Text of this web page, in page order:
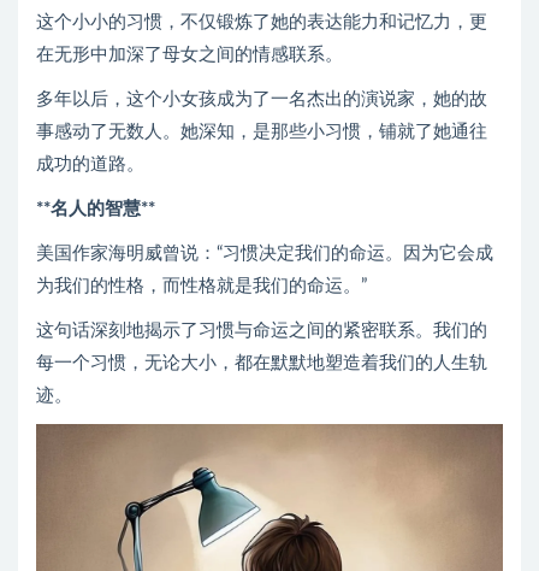
这个小小的习惯，不仅锻炼了她的表达能力和记忆力，更
在无形中加深了母女之间的情感联系。
多年以后，这个小女孩成为了一名杰出的演说家，她的故
事感动了无数人。她深知，是那些小习惯，铺就了她通往
成功的道路。
**名人的智慧**
美国作家海明威曾说：“习惯决定我们的命运。因为它会成
为我们的性格，而性格就是我们的命运。”
这句话深刻地揭示了习惯与命运之间的紧密联系。我们的
每一个习惯，无论大小，都在默默地塑造着我们的人生轨
迹。